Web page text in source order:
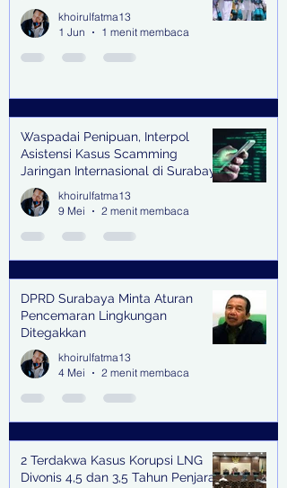
khoirulfatma13
1 Jun
1 menit membaca
Waspadai Penipuan, Interpol
Asistensi Kasus Scamming
Jaringan Internasional di Surabaya
khoirulfatma13
9 Mei
2 menit membaca
DPRD Surabaya Minta Aturan
Pencemaran Lingkungan
Ditegakkan
khoirulfatma13
4 Mei
2 menit membaca
2 Terdakwa Kasus Korupsi LNG
Divonis 4,5 dan 3,5 Tahun Penjara